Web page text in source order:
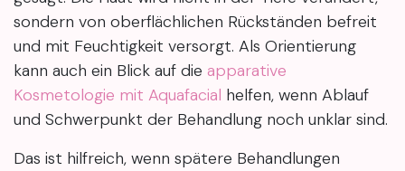
sondern von oberflächlichen Rückständen befreit
und mit Feuchtigkeit versorgt. Als Orientierung
kann auch ein Blick auf die apparative
Kosmetologie mit Aquafacial helfen, wenn Ablauf
und Schwerpunkt der Behandlung noch unklar sind.
Das ist hilfreich, wenn spätere Behandlungen